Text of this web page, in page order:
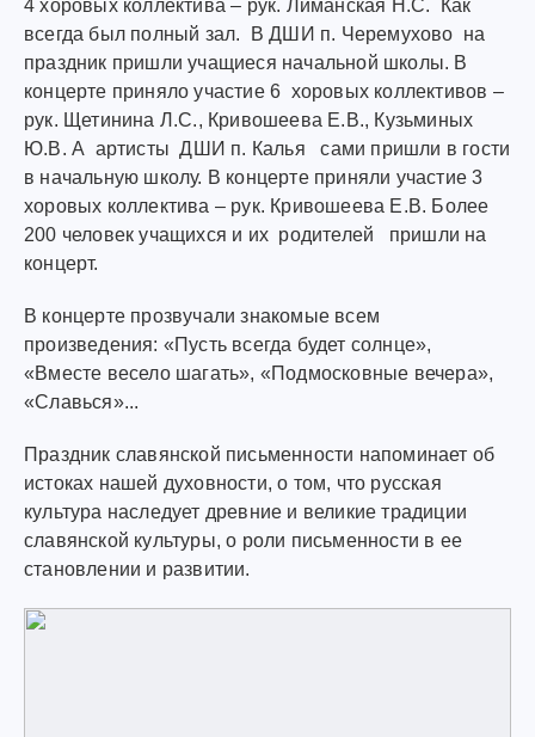
4 хоровых коллектива – рук. Лиманская Н.С. Как
всегда был полный зал. В ДШИ п. Черемухово на
праздник пришли учащиеся начальной школы. В
концерте приняло участие 6 хоровых коллективов –
рук. Щетинина Л.С., Кривошеева Е.В., Кузьминых
Ю.В. А артисты ДШИ п. Калья сами пришли в гости
в начальную школу. В концерте приняли участие 3
хоровых коллектива – рук. Кривошеева Е.В. Более
200 человек учащихся и их родителей пришли на
концерт.
В концерте прозвучали знакомые всем
произведения: «Пусть всегда будет солнце»,
«Вместе весело шагать», «Подмосковные вечера»,
«Славься»...
Праздник славянской письменности напоминает об
истоках нашей духовности, о том, что русская
культура наследует древние и великие традиции
славянской культуры, о роли письменности в ее
становлении и развитии.